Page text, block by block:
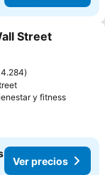
Street
4.284
y fitnessVer
Ver precios